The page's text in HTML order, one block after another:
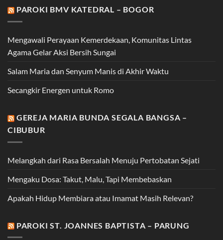
PAROKI BMV KATEDRAL – BOGOR
Mengawali Perayaan Kemerdekaan, Komunitas Lintas
Agama Gelar Aksi Bersih Sungai
Salam Maria dan Senyum Manis di Akhir Waktu
Secangkir Energen untuk Romo
GEREJA MARIA BUNDA SEGALA BANGSA –
CIBUBUR
Melangkah dari Rasa Bersalah Menuju Pertobatan Sejati
Mengaku Dosa: Takut, Malu, Tapi Membebaskan
Apakah Hidup Membiara atau Imamat Masih Relevan?
PAROKI ST. JOANNES BAPTISTA – PARUNG